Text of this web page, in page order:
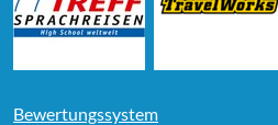
Bewertungssystem